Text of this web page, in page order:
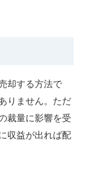
却する方法で
りません。ただ
裁量に影響を受
収益が出れば配